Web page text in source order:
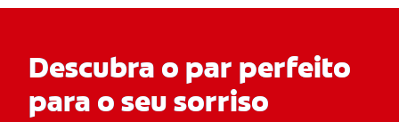
Descubra o par perfeito
para o seu sorriso